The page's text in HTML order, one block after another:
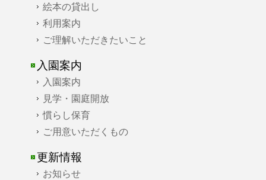
絵本の貸出し
利用案内
ご理解いただきたいこと
入園案内
入園案内
見学・園庭開放
慣らし保育
ご用意いただくもの
更新情報
お知らせ